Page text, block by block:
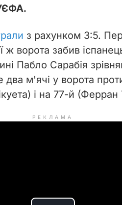
з рахунком 3:5.
ж ворота забив
Пабло Сарабія
два м'ячі у ворота
і на 77-й
РЕКЛАМА